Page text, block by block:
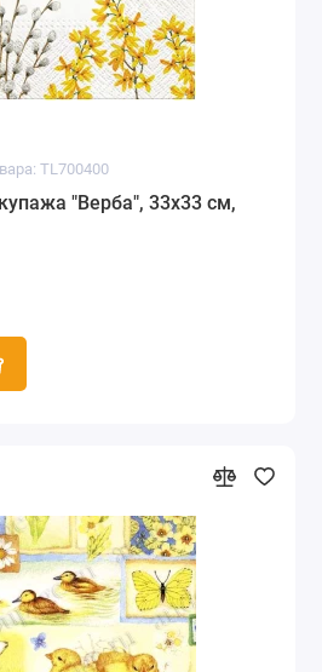
TL700400
"Верба", 33х33 см,